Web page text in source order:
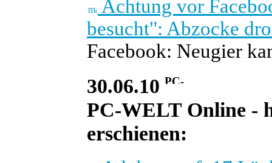
Achtung vor
besucht": Abzocke
Facebook: Neugier
30.06.10
PC-WELT Online -
erschienen: